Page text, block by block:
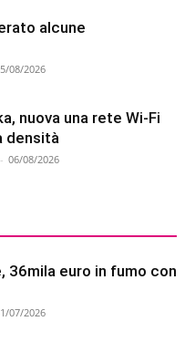
alcune
08/2026
nuova una rete Wi-Fi
densità
- 06/08/2026
36mila euro in fumo con
07/2026